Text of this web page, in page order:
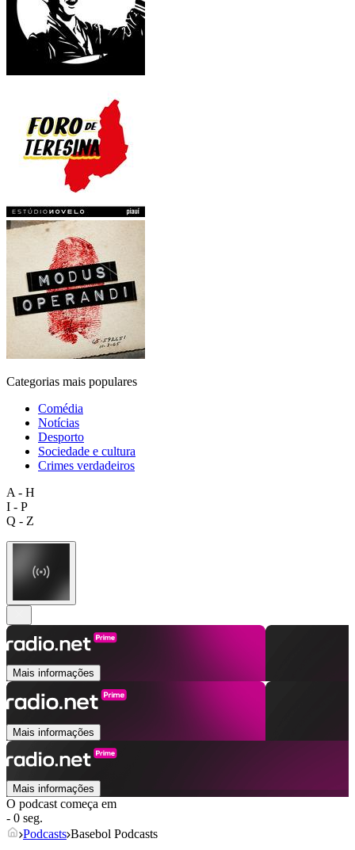
Categorias mais populares
Comédia
Notícias
Desporto
Sociedade e cultura
Crimes verdadeiros
A - H
I - P
Q - Z
Mais informações
Mais informações
Mais informações
O podcast começa em
- 0 seg.
Podcasts Basebol Podcasts